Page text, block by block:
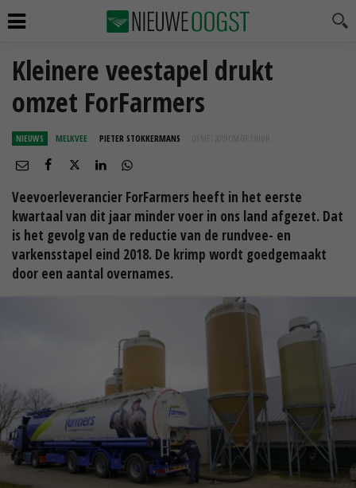
Kleinere veestapel drukt
omzet ForFarmers
NIEUWS MELKVEE PIETER STOKKERMANS 03 MEI 2019 OM 09:13
Veevoerleverancier ForFarmers heeft in het eerste
kwartaal van dit jaar minder voer in ons land afgezet. Dat
is het gevolg van de reductie van de rundvee- en
varkensstapel eind 2018. De krimp wordt goedgemaakt
door een aantal overnames.